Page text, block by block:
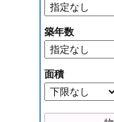
築年数
面積